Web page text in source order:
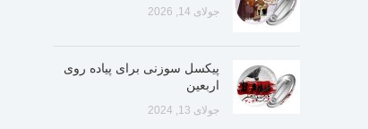
جولای 14, 2026
پیکسل سوزنی برای پیاده روی
اربعین
جولای 13, 2024